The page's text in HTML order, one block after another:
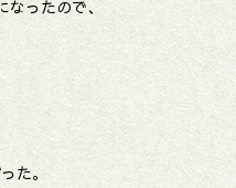
なったので、
た。